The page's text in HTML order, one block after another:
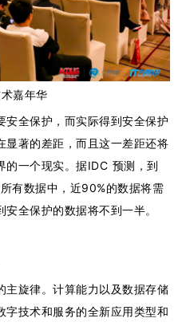
嘉年华
安全保护，而实际得到安全保护
显著的差距，而且这一差距还将
的一个现实。据IDC 预测，到
有数据中，近90%的数据将需
全保护的数据将不到一半。
主旋律。计算能力以及数据存储
字技术和服务的全新应用类型和